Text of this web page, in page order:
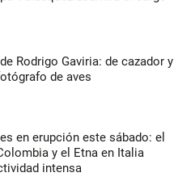
Rodrigo Gaviria: de cazador y
de aves
en erupción este sábado: el
y el Etna en Italia
intensa